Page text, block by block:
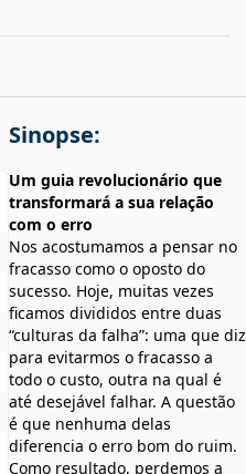
Sinopse:
Um guia revolucionário que
transformará a sua relação
com o erro
Nos acostumamos a pensar no
fracasso como o oposto do
sucesso. Hoje, muitas vezes
ficamos divididos entre duas
“culturas da falha”: uma que diz
para evitarmos o fracasso a
todo o custo, outra na qual é
até desejável falhar. A questão
é que nenhuma delas
diferencia o erro bom do ruim.
Como resultado, perdemos a